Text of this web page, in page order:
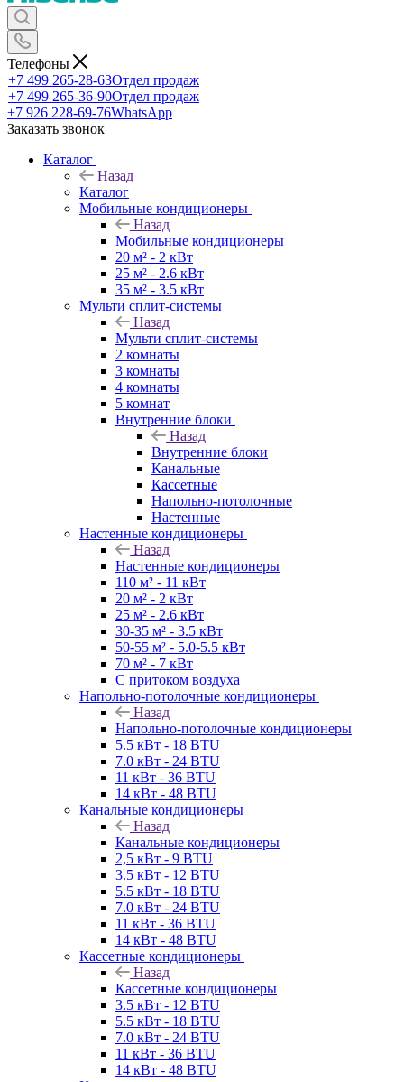
Телефоны
+7 499 265-28-63Отдел продаж
+7 499 265-36-90Отдел продаж
+7 926 228-69-76WhatsApp
Заказать звонок
Каталог
Назад
Каталог
Мобильные кондиционеры
Назад
Мобильные кондиционеры
20 м² - 2 кВт
25 м² - 2.6 кВт
35 м² - 3.5 кВт
Мульти сплит-системы
Назад
Мульти сплит-системы
2 комнаты
3 комнаты
4 комнаты
5 комнат
Внутренние блоки
Назад
Внутренние блоки
Канальные
Кассетные
Напольно-потолочные
Настенные
Настенные кондиционеры
Назад
Настенные кондиционеры
110 м² - 11 кВт
20 м² - 2 кВт
25 м² - 2.6 кВт
30-35 м² - 3.5 кВт
50-55 м² - 5.0-5.5 кВт
70 м² - 7 кВт
С притоком воздуха
Напольно-потолочные кондиционеры
Назад
Напольно-потолочные кондиционеры
5.5 кВт - 18 BTU
7.0 кВт - 24 BTU
11 кВт - 36 BTU
14 кВт - 48 BTU
Канальные кондиционеры
Назад
Канальные кондиционеры
2,5 кВт - 9 BTU
3.5 кВт - 12 BTU
5.5 кВт - 18 BTU
7.0 кВт - 24 BTU
11 кВт - 36 BTU
14 кВт - 48 BTU
Кассетные кондиционеры
Назад
Кассетные кондиционеры
3.5 кВт - 12 BTU
5.5 кВт - 18 BTU
7.0 кВт - 24 BTU
11 кВт - 36 BTU
14 кВт - 48 BTU